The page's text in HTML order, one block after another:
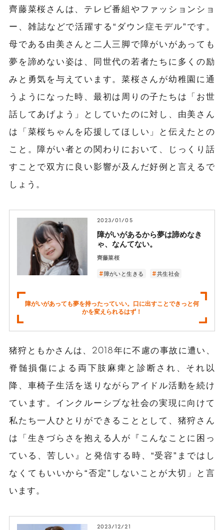
齊藤菜桜さんは、テレビ番組やファッションショ
ー、雑誌などで活躍する“ダウン症モデル”です。
母である由美さんと二人三脚で障がいがあっても
夢を諦めない姿は、同世代の若者たちに多くの励
みと勇気を与えています。菜桜さんが幼稚園に通
うようになった時、最初は周りの子たちは「お世
話してあげよう」としていたのに対し、由美さん
は「菜桜ちゃんを応援してほしい」と伝えたとの
こと。障がい者との関わりにおいて、じっくり話
すことで双方に良い影響が及んだ好例と言えるで
しょう。
2023/01/05
障がいがあるから夢は諦めなき
ゃ、なんてない。
齊藤菜桜
障がいと生きる 共生社会
障がいがあっても夢を持ったっていい。口に出すことできっと何
かを変えられるはず！
猪狩ともかさんは、2018年に不慮の事故に遭い、
脊髄損傷による両下肢麻痺と診断され、それ以
降、車椅子生活を送りながらアイドル活動を続け
ています。インクルーシブな社会の実現に向けて
私たち一人ひとりができることとして、猪狩さん
は「生きづらさを抱える人が『こんなことに困っ
ている、苦しい』と発信する時、“受容”まではし
なくてもいいから“否定”しないことが大切」と言
います。
2023/12/21